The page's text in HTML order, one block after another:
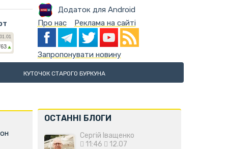
Додаток для Android
Про нас Реклама на сайті
Запропонувати новину
КУТОЧОК СТАРОГО БУРКУНА
ОСТАННІ БЛОГИ
Сергій Іващенко
11:46
12.07